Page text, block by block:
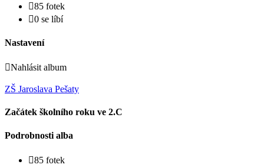
85 fotek
0 se líbí
Nastavení
Nahlásit album
ZŠ Jaroslava Pešaty
Začátek školního roku ve 2.C
Podrobnosti alba
85 fotek